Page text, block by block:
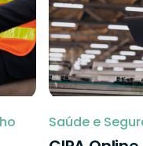
Saúde e